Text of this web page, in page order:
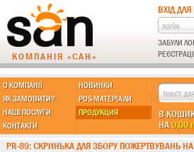
КОМПАНІЯ «САН»
ВХІД ДЛЯ
ЗАБУЛИ
О КОМПАНІЇ
НОВИНКИ
ЯК ЗАМОВИТИ?
POS МАТЕРІАЛИ
НАШІ ПОСЛУГИ
ПРОДУКЦИЯ
КОНТАКТИ
В
НА0,00
МЫ ДЕЛАЕМ:
Підставки із пластику
PR-89: СКРИНЬКА ДЛЯ ЗБОРУ ПОЖЕРТВУВАНЬ НА